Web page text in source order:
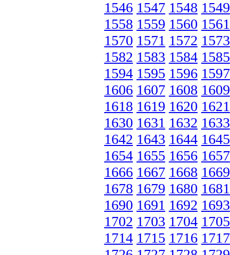
1546 1547 1548 1549
1558 1559 1560 1561
1570 1571 1572 1573
1582 1583 1584 1585
1594 1595 1596 1597
1606 1607 1608 1609
1618 1619 1620 1621
1630 1631 1632 1633
1642 1643 1644 1645
1654 1655 1656 1657
1666 1667 1668 1669
1678 1679 1680 1681
1690 1691 1692 1693
1702 1703 1704 1705
1714 1715 1716 1717